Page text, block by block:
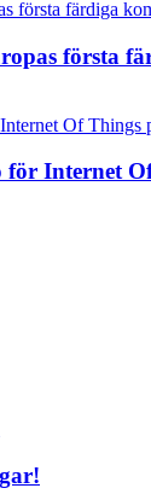
första
Internet